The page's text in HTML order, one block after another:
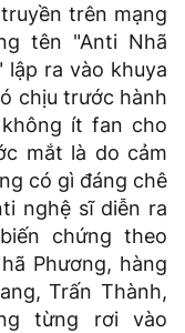
trên mạng
tên "Anti Nhã
ra vào khuya
chịu trước hành
ít fan cho
mắt là do cảm
có gì đáng chê
nghệ sĩ diễn ra
chứng theo
Phương, hàng
Trấn Thành,
từng rơi vào